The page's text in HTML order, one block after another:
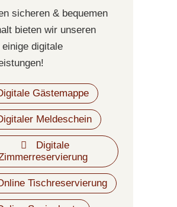
sicheren & bequemen
bieten wir unseren
einige digitale
Gästemappe
Meldeschein
Digitale
Tischreservierung